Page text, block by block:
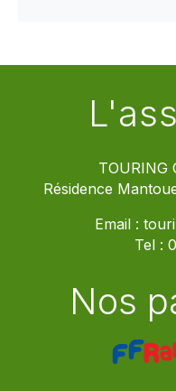
TOURING
Résidence
Email :
Tel :
Nos